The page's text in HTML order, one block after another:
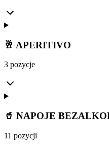
🥂 APERITIVO
3 pozycje
🥤 NAPOJE
11 pozycji